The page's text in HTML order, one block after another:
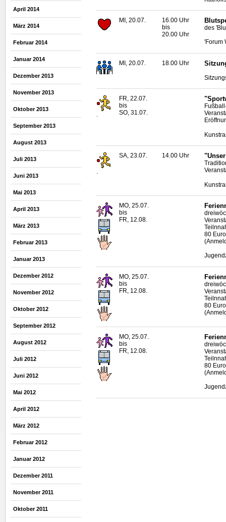
April 2014
März 2014
Februar 2014
Januar 2014
Dezember 2013
November 2013
Oktober 2013
September 2013
August 2013
Juli 2013
Juni 2013
Mai 2013
April 2013
März 2013
Februar 2013
Januar 2013
Dezember 2012
November 2012
Oktober 2012
September 2012
August 2012
Juli 2012
Juni 2012
Mai 2012
April 2012
März 2012
Februar 2012
Januar 2012
Dezember 2011
November 2011
Oktober 2011
MI, 20.07.
16.00 Uhr
bis
20.00 Uhr
des
'Forum
MI, 20.07. 18.00 Uhr
.
FR, 22.07.
bis
SO, 31.07.
.
SA, 23.07. 14.00 Uhr
MO, 25.07.
bis
FR, 12.08.
80
MO, 25.07.
bis
FR, 12.08.
80
MO, 25.07.
bis
FR, 12.08.
80